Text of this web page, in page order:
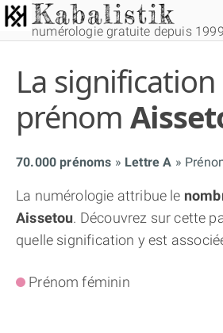
numérologie gratuite depuis 1999
La
prénom
70.000 prénoms Lettre A
La numérologie attribue le
Aissetou. Découvrez sur cette
quelle signification y est
Prénom féminin
THÈME
THÈME
THÈME